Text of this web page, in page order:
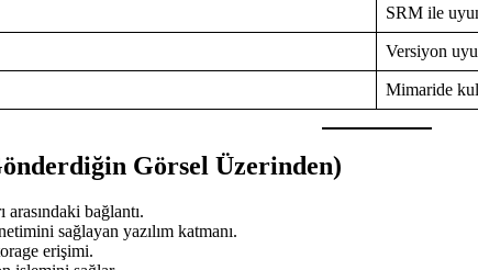
SRM ile
Versiyon
Mimaride
Görsel Üzerinden)
bağlantı.
sağlayan yazılım katmanı.
erişimi.